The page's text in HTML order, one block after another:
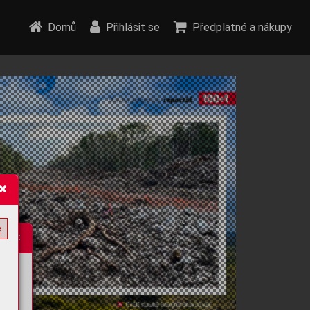
Domů Přihlásit se Předplatné a nákupy